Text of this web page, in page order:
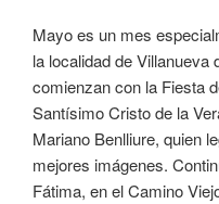
Mayo es un mes
la localidad de
comienzan con la Fiesta
Santísimo Cristo de la
Mariano Benlliure, quien
mejores imágenes.
Fátima, en el Camino